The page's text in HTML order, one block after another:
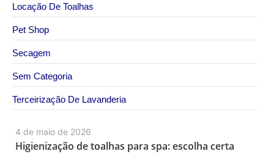
4 de maio de 2026
Higienização de toalhas para spa: escolha certa
Locação De Toalhas
Pet Shop
Secagem
Sem Categoria
Terceirização De Lavanderia